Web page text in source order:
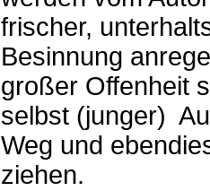
frischer,
Besinnung
großer Offenheit
selbst (junger)
Weg und
ziehen.